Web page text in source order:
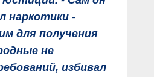
наркотики -
для получения
не
избивал